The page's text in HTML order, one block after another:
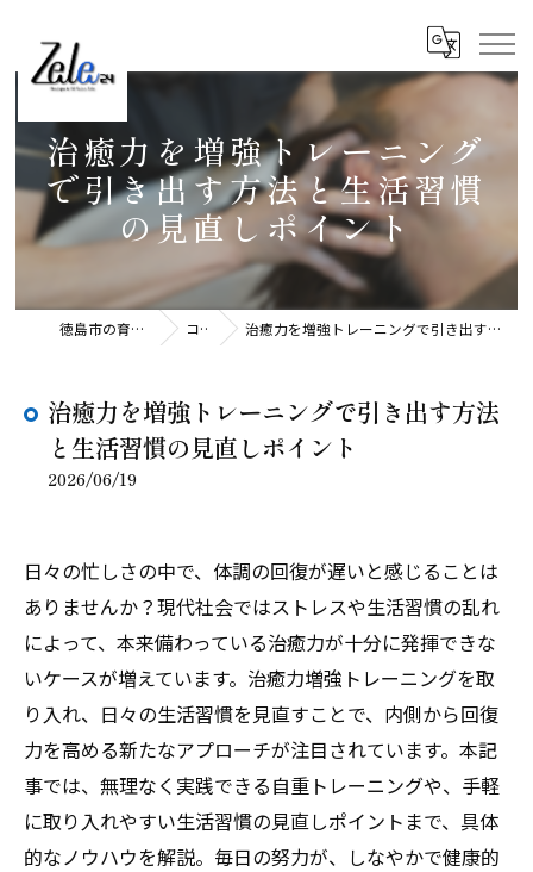
治癒力を増強トレーニング
で引き出す方法と生活習慣
の見直しポイント
徳島市の育毛ならZele24 コラム 治癒力を増強トレーニングで引き出す方法と生活習慣の見直しポイント
治癒力を増強トレーニングで引き出す方法
と生活習慣の見直しポイント
2026/06/19
日々の忙しさの中で、体調の回復が遅いと感じることは
ありませんか？現代社会ではストレスや生活習慣の乱れ
によって、本来備わっている治癒力が十分に発揮できな
いケースが増えています。治癒力増強トレーニングを取
り入れ、日々の生活習慣を見直すことで、内側から回復
力を高める新たなアプローチが注目されています。本記
事では、無理なく実践できる自重トレーニングや、手軽
に取り入れやすい生活習慣の見直しポイントまで、具体
的なノウハウを解説。毎日の努力が、しなやかで健康的